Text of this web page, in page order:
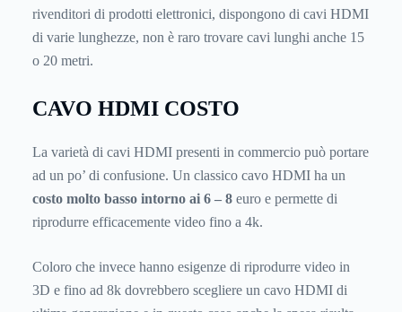
rivenditori di prodotti elettronici, dispongono di cavi HDMI
di varie lunghezze, non è raro trovare cavi lunghi anche 15
o 20 metri.
CAVO HDMI COSTO
La varietà di cavi HDMI presenti in commercio può portare
ad un po’ di confusione. Un classico cavo HDMI ha un
costo molto basso intorno ai 6 – 8 euro e permette di
riprodurre efficacemente video fino a 4k.
Coloro che invece hanno esigenze di riprodurre video in
3D e fino ad 8k dovrebbero scegliere un cavo HDMI di